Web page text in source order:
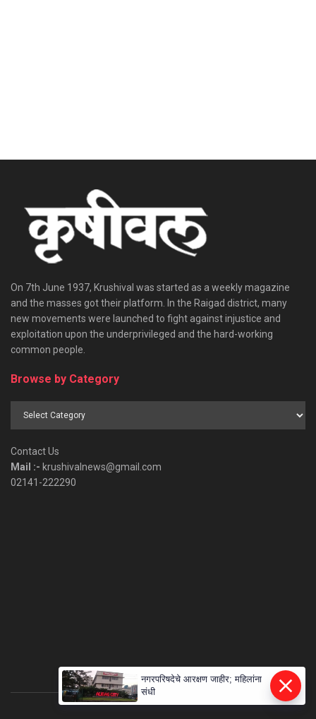
On 7th June 1937, Krushival was started as a weekly magazine
and the masses got their platform. In the Raigad district, many
new movements were launched to fight against injustice and
exploitation upon the underprivileged and the hard-working
common people.
Browse by Category
Browse
Contact Us
Mail :- krushivalnews@gmail.com
02141-222290
नगरपरिषदेचे आरक्षण जाहीर; महिलांना
संधी